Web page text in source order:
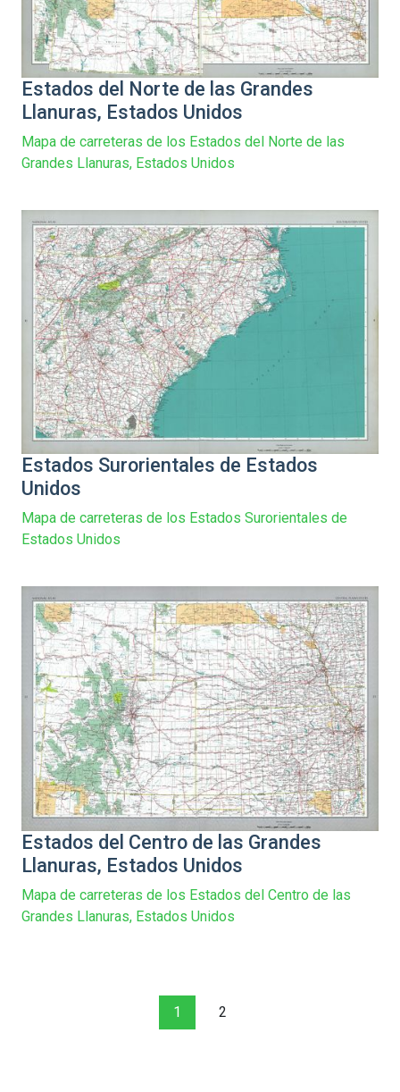
Estados del Norte de las Grandes
Llanuras, Estados Unidos
Mapa de carreteras de los Estados del Norte de las
Grandes Llanuras, Estados Unidos
Estados Surorientales de Estados
Unidos
Mapa de carreteras de los Estados Surorientales de
Estados Unidos
Estados del Centro de las Grandes
Llanuras, Estados Unidos
Mapa de carreteras de los Estados del Centro de las
Grandes Llanuras, Estados Unidos
1 2